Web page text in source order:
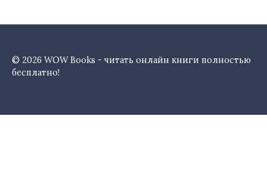
© 2026 WOW Books - читать онлайн книги полностью
бесплатно!